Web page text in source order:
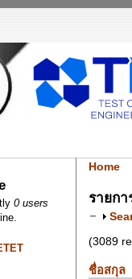
0 users
Home
รายก
(3089
ชื่อสกุล